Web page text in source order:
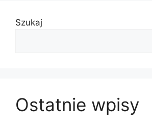
Szukaj
Ostatnie wpisy